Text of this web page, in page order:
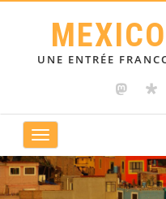
UNE ENTRÉE
Toggle
navigation